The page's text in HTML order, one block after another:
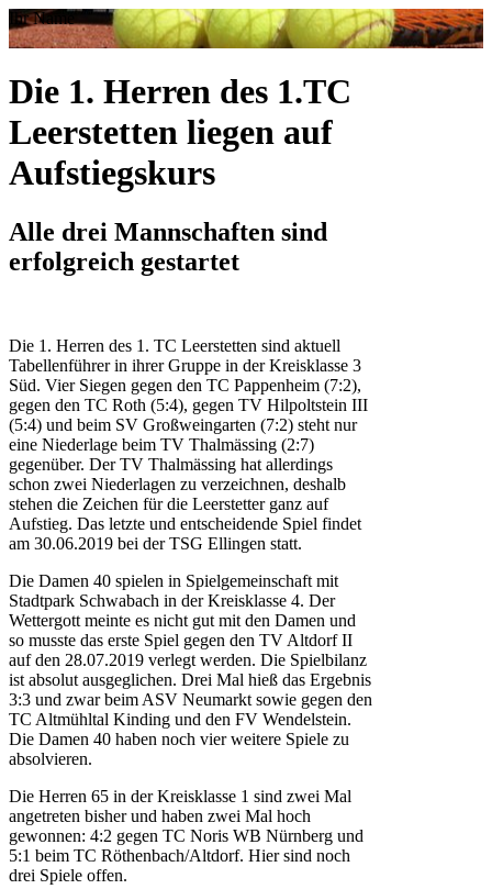
Ihr Name
Die 1. Herren des 1.TC
Leerstetten liegen auf
Aufstiegskurs
Alle drei Mannschaften sind
erfolgreich gestartet
Die 1. Herren des 1. TC Leerstetten sind aktuell
Tabellenführer in ihrer Gruppe in der Kreisklasse 3
Süd. Vier Siegen gegen den TC Pappenheim (7:2),
gegen den TC Roth (5:4), gegen TV Hilpoltstein III
(5:4) und beim SV Großweingarten (7:2) steht nur
eine Niederlage beim TV Thalmässing (2:7)
gegenüber. Der TV Thalmässing hat allerdings
schon zwei Niederlagen zu verzeichnen, deshalb
stehen die Zeichen für die Leerstetter ganz auf
Aufstieg. Das letzte und entscheidende Spiel findet
am 30.06.2019 bei der TSG Ellingen statt.
Die Damen 40 spielen in Spielgemeinschaft mit
Stadtpark Schwabach in der Kreisklasse 4. Der
Wettergott meinte es nicht gut mit den Damen und
so musste das erste Spiel gegen den TV Altdorf II
auf den 28.07.2019 verlegt werden. Die Spielbilanz
ist absolut ausgeglichen. Drei Mal hieß das Ergebnis
3:3 und zwar beim ASV Neumarkt sowie gegen den
TC Altmühltal Kinding und den FV Wendelstein.
Die Damen 40 haben noch vier weitere Spiele zu
absolvieren.
Die Herren 65 in der Kreisklasse 1 sind zwei Mal
angetreten bisher und haben zwei Mal hoch
gewonnen: 4:2 gegen TC Noris WB Nürnberg und
5:1 beim TC Röthenbach/Altdorf. Hier sind noch
drei Spiele offen.